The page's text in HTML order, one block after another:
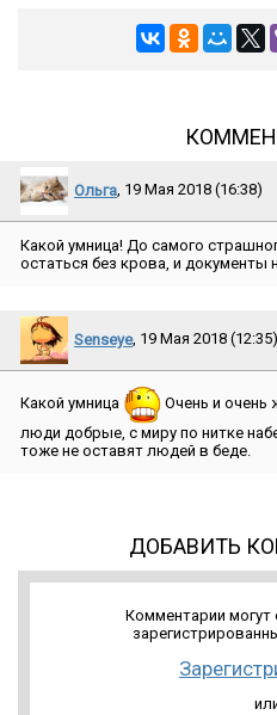
Ольга, 19 Мая 2018 (16:38)
Какой умница! До самого
остаться без крова, и документы
Senseye, 19 Мая 2018 (12:35)
Какой умница
Очень и очень
люди добрые, с миру по нитке
тоже не оставят людей в беде.
ДОБАВИТЬ
Комментарии могут